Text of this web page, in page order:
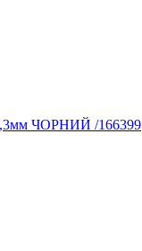
0,3мм ЧОРНИЙ /166399